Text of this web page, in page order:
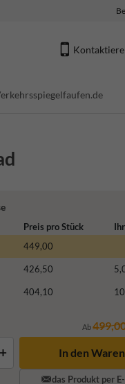
Preis pro Stück
449,00
426,50
404,10
Ab
+ In den
das Produkt per